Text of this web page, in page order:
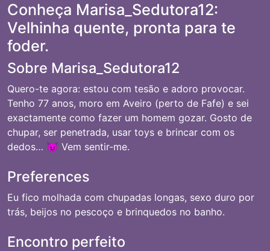
Conheça Marisa_Sedutora12:
Velhinha quente, pronta para te
foder.
Sobre Marisa_Sedutora12
Quero-te agora: estou com tesão e adoro provocar.
Tenho 77 anos, moro em Aveiro (perto de Fafe) e sei
exactamente como fazer um homem gozar. Gosto de
chupar, ser penetrada, usar toys e brincar com os
dedos… 😈 Vem sentir-me.
Preferences
Eu fico molhada com chupadas longas, sexo duro por
trás, beijos no pescoço e brinquedos no banho.
Encontro perfeito